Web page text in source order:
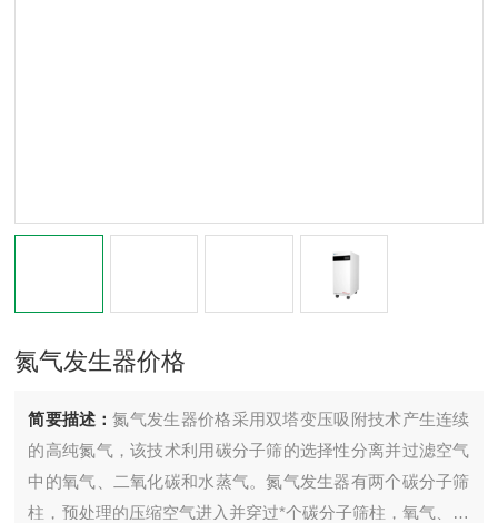
氮气发生器价格
简要描述：氮气发生器价格采用双塔变压吸附技术产生连续
的高纯氮气，该技术利用碳分子筛的选择性分离并过滤空气
中的氧气、二氧化碳和水蒸气。氮气发生器有两个碳分子筛
柱，预处理的压缩空气进入并穿过*个碳分子筛柱，氧气、二